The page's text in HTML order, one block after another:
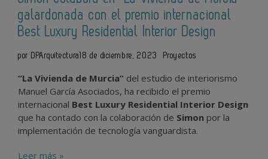
galardonada con el premio internacional
Best Luxury Residential Interior Design
por DPArquitectura 18 de diciembre, 2023 Proyectos
“La Vivienda de Murcia” del estudio de interiorismo
Manuel García Asociados, ha recibido el premio
internacional Best Luxury Residential Interior Design
que ha contado con la colaboración de Simon por la
implementación de tecnología vanguardista.
Leer más »